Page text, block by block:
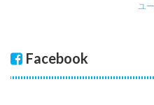
ユ
Facebook